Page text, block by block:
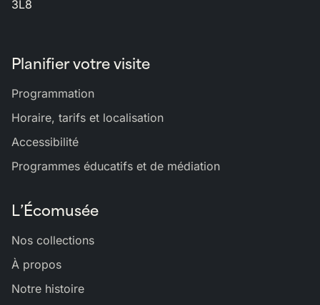
3L8
Planifier votre visite
Programmation
Horaire, tarifs et localisation
Accessibilité
Programmes éducatifs et de médiation
L’Écomusée
Nos collections
À propos
Notre histoire